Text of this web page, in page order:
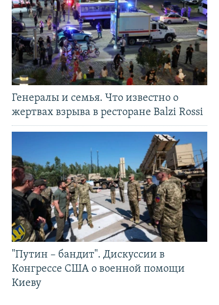
Генералы и семья. Что известно о
жертвах взрыва в ресторане Balzi Rossi
"Путин – бандит". Дискуссии в
Конгрессе США о военной помощи
Киеву